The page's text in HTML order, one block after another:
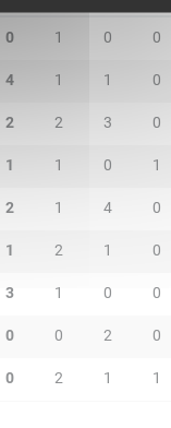
0 1 0 0
4 1 1 0
2 2 3 0
1 1 0 1
2 1 4 0
1 2 1 0
3 1 0 0
0 0 2 0
0 2 1 1